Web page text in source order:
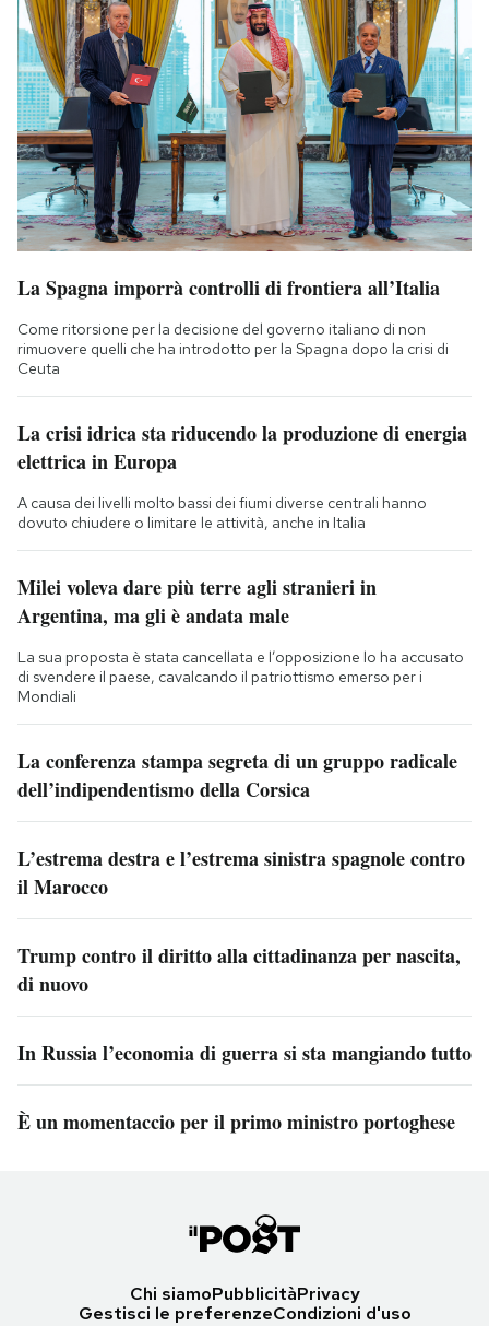
La Spagna imporrà controlli di frontiera all’Italia
Come ritorsione per la decisione del governo italiano di non
rimuovere quelli che ha introdotto per la Spagna dopo la crisi di
Ceuta
La crisi idrica sta riducendo la produzione di energia
elettrica in Europa
A causa dei livelli molto bassi dei fiumi diverse centrali hanno
dovuto chiudere o limitare le attività, anche in Italia
Milei voleva dare più terre agli stranieri in
Argentina, ma gli è andata male
La sua proposta è stata cancellata e l’opposizione lo ha accusato
di svendere il paese, cavalcando il patriottismo emerso per i
Mondiali
La conferenza stampa segreta di un gruppo radicale
dell’indipendentismo della Corsica
L’estrema destra e l’estrema sinistra spagnole contro
il Marocco
Trump contro il diritto alla cittadinanza per nascita,
di nuovo
In Russia l’economia di guerra si sta mangiando tutto
È un momentaccio per il primo ministro portoghese
Chi siamoPubblicitàPrivacy
Gestisci le preferenzeCondizioni d'uso